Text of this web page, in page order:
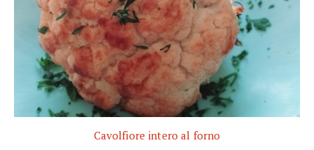
Cavolfiore intero al forno